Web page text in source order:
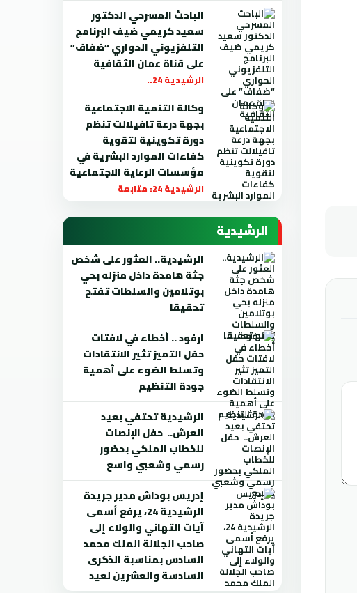
الباحث المسرحي الدكتور
سعيد كريمي ضيف البرنامج
التلفزيوني الحواري “ضفاف”
على قناة عمان الثقافية
الرشيدية 24..
وكالة التنمية الاجتماعية
بجهة درعة تافيلالت تنظم
دورة تكوينية لتقوية
كفاءات الموارد البشرية في
مؤسسات الرعاية الاجتماعية
الرشيدية 24: متابعة
الرشيدية
الرشيدية.. العثور على شخص
جثة هامدة داخل منزله بحي
بوتلامين والسلطات تفتح
تحقيقا
ارفود .. أخطاء في لافتات
حفل التميز تثير الانتقادات
وتسلط الضوء على أهمية
جودة التنظيم
الرشيدية تحتفي بعيد
العرش.. حفل الإنصات
للخطاب الملكي بحضور
رسمي وشعبي واسع
إدريس بوداش مدير جريدة
الرشيدية 24، يرفع أسمى
آيات التهاني والولاء إلى
صاحب الجلالة الملك محمد
السادس بمناسبة الذكرى
السادسة والعشرين لعيد